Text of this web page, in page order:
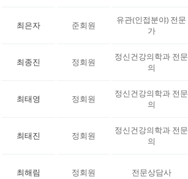
최은자 준회원
유관(인접분야) 전문
가
최종진 정회원
정신건강의학과 전문
의
최태영 정회원
정신건강의학과 전문
의
최태진 정회원
정신건강의학과 전문
의
최해림 정회원 전문상담사